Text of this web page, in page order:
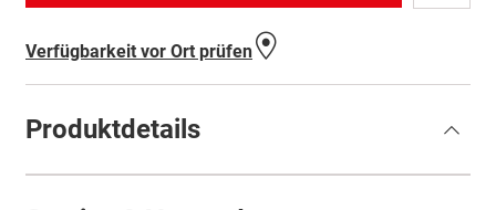
Verfügbarkeit vor Ort prüfen
Produktdetails